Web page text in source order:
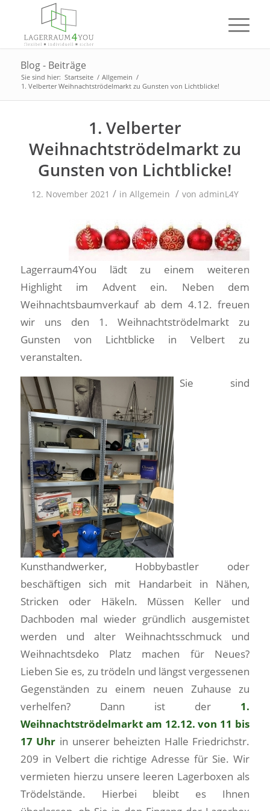
Blog - Beiträge
Sie sind hier: Startseite / Allgemein /
1. Velberter Weihnachtströdelmarkt zu Gunsten von Lichtblicke!
1. Velberter
Weihnachtströdelmarkt zu
Gunsten von Lichtblicke!
12. November 2021 / in Allgemein / von adminL4Y
Lagerraum4You lädt zu einem weiteren
Highlight im Advent ein. Neben dem
Weihnachtsbaumverkauf ab dem 4.12. freuen
wir uns den 1. Weihnachtströdelmarkt zu
Gunsten von Lichtblicke in Velbert zu
veranstalten.
Sie sind
Kunsthandwerker, Hobbybastler oder
beschäftigen sich mit Handarbeit in Nähen,
Stricken oder Häkeln. Müssen Keller und
Dachboden mal wieder gründlich ausgemistet
werden und alter Weihnachtsschmuck und
Weihnachtsdeko Platz machen für Neues?
Lieben Sie es, zu trödeln und längst vergessenen
Gegenständen zu einem neuen Zuhause zu
verhelfen? Dann ist der 1.
Weihnachtströdelmarkt am 12.12. von 11 bis
17 Uhr in unserer beheizten Halle Friedrichstr.
209 in Velbert die richtige Adresse für Sie. Wir
vermieten hierzu unsere leeren Lagerboxen als
Trödelstände. Hierbei bleibt es Ihnen